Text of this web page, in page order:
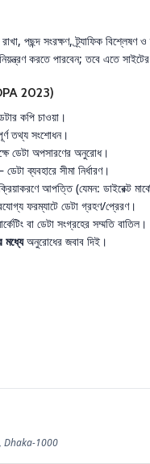
রাখা, পছন্দ সংরক্ষণ, ট্র্যাফিক
করতে পারবেন; তবে এতে
2023)
কপি চাওয়া।
তথ্য সংশোধন।
ডেটা অপসারণের অনুরোধ।
ব্যবহারে সীমা নির্ধারণ।
আপত্তি (যেমন: ডাইরেক্ট
ফরম্যাটে ডেটা গ্রহণ/প্রেরণ।
বা ডেটা সংগ্রহের সম্মতি বাতিল।
মধ্যেঅনুরোধের জবাব দিই।
Dhaka-1000